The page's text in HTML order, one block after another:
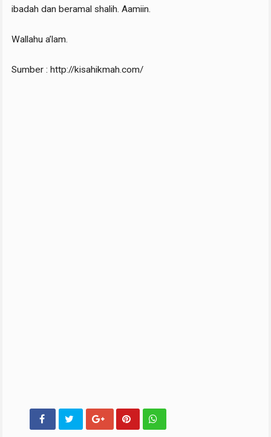
ibadah dan beramal shalih. Aamiin.
Wallahu a’lam.
Sumber : http://kisahikmah.com/